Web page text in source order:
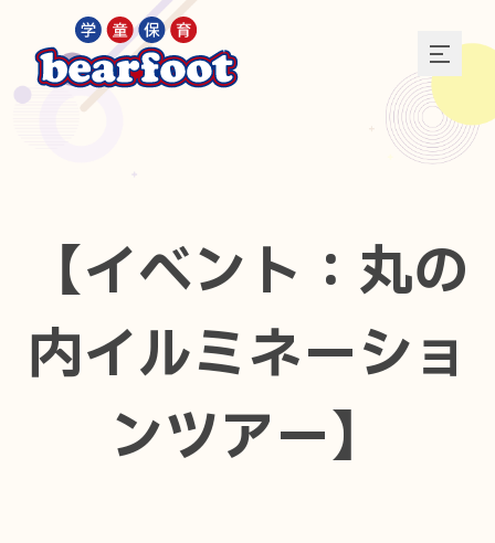
【イベント：丸の
内イルミネーショ
ンツアー】